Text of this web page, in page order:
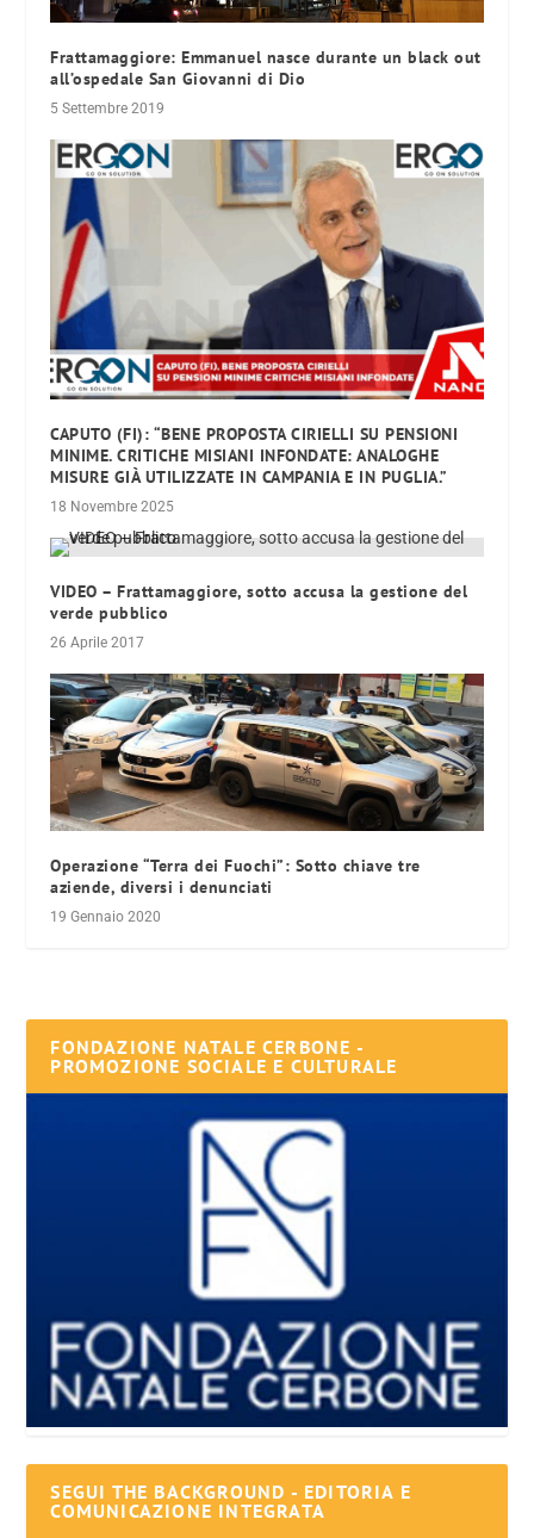
Frattamaggiore: Emmanuel nasce durante un black out
all’ospedale San Giovanni di Dio
5 Settembre 2019
CAPUTO (FI): “BENE PROPOSTA CIRIELLI SU PENSIONI
MINIME. CRITICHE MISIANI INFONDATE: ANALOGHE
MISURE GIÀ UTILIZZATE IN CAMPANIA E IN PUGLIA.”
18 Novembre 2025
VIDEO – Frattamaggiore, sotto accusa la gestione del
verde pubblico
26 Aprile 2017
Operazione “Terra dei Fuochi”: Sotto chiave tre
aziende, diversi i denunciati
19 Gennaio 2020
FONDAZIONE NATALE CERBONE -
PROMOZIONE SOCIALE E CULTURALE
SEGUI THE BACKGROUND - EDITORIA E
COMUNICAZIONE INTEGRATA